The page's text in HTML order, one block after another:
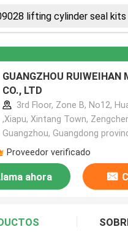
GUANGZHOU RUIWEIHAN
CO., LTD
3rd Floor, Zone B, No12,
,Xiapu, Xintang Town,
Guangzhou, Guangdong
Proveedor verificado
ahora